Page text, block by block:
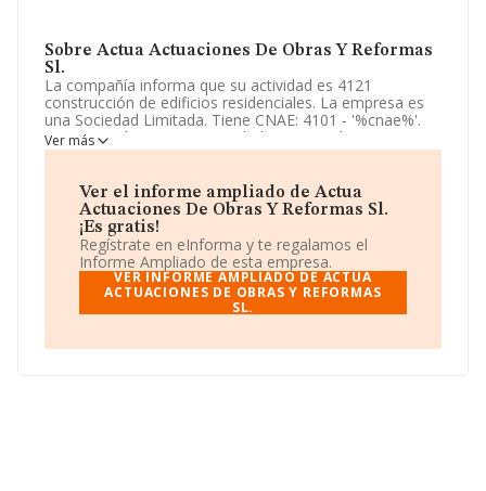
Sobre Actua Actuaciones De Obras Y Reformas
Sl.
La compañía informa que su actividad es 4121
construcción de edificios residenciales. La empresa es
una Sociedad Limitada. Tiene CNAE: 4101 - '%cnae%'.
La compañía no tiene actividad en mercados exteriores.
info@actuaobrasyreformas.es. Para saber más puedes
acceder a su página web en este enlace
www.actuaobrasyreformas.es
La empresaActua Actuaciones de Obras y
Reformas S.L, CIF B75325670, está situada en Calle
Antonio Reyes Huertas núm. 10 Bj Bis No Bl, (10002),
en el municipio de Cáceres, Extremadura.
Con los datos a disposición de INFORMA sobre 188.948
Ver más
Ver el informe ampliado de Actua
Actuaciones De Obras Y Reformas Sl.
¡Es gratis!
Regístrate en eInforma y te regalamos el
Informe Ampliado de esta empresa.
VER INFORME AMPLIADO DE ACTUA
ACTUACIONES DE OBRAS Y REFORMAS
SL.